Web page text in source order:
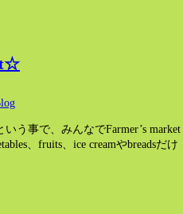
う事で、みんなでFarmer’s market
、fruits、ice creamやbreadsだけ